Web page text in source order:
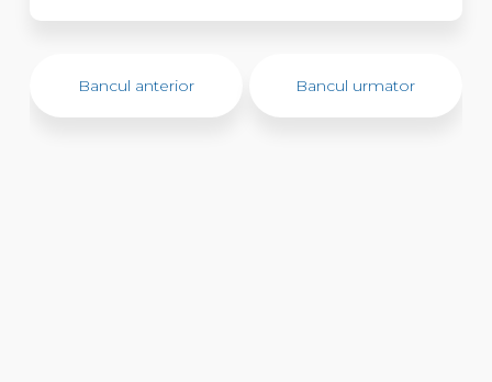
Bancul anterior Bancul urmator